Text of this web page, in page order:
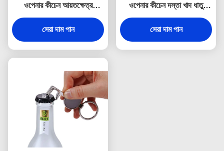
ওপেনার কীচেন আয়তক্ষেত্র
স্যুভেনির
সেরা দাম পান
ওপেনার কীচেন দস্তা খাদ ধাতু
খোদাই করা কীরিং
সেরা দাম পান